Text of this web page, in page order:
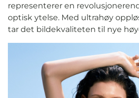
representerer en
optisk ytelse. Med ultrahøy
tar det bildekvaliteten til nye